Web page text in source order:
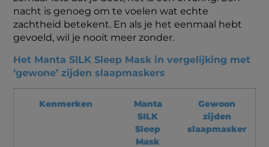
nacht is genoeg om te voelen wat echte
zachtheid betekent. En als je het eenmaal hebt
gevoeld, wil je nooit meer zonder.
Het Manta SILK Sleep Mask in vergelijking met
‘gewone’ zijden slaapmaskers
Kenmerken
Manta
SILK
Sleep
Mask
Gewoon
zijden
slaapmasker